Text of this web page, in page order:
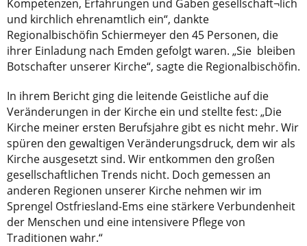
Kompetenzen, Erfahrungen und Gaben gesellschaft¬lich
und kirchlich ehrenamtlich ein“, dankte
Regionalbischöfin Schiermeyer den 45 Personen, die
ihrer Einladung nach Emden gefolgt waren. „Sie bleiben
Botschafter unserer Kirche“, sagte die Regionalbischöfin.
In ihrem Bericht ging die leitende Geistliche auf die
Veränderungen in der Kirche ein und stellte fest: „Die
Kirche meiner ersten Berufsjahre gibt es nicht mehr. Wir
spüren den gewaltigen Veränderungsdruck, dem wir als
Kirche ausgesetzt sind. Wir entkommen den großen
gesellschaftlichen Trends nicht. Doch gemessen an
anderen Regionen unserer Kirche nehmen wir im
Sprengel Ostfriesland-Ems eine stärkere Verbundenheit
der Menschen und eine intensivere Pflege von
Traditionen wahr.“